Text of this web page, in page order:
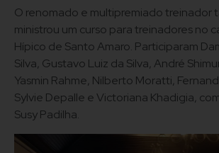
O renomado e multipremiado treinador
ministrou um curso para treinadores no
Hípico de Santo Amaro. Participaram
Silva, Gustavo Luiz da Silva, André
Yasmin Rahme, Nilberto Moratti,
Sylvie Depalle e Victoriana Khadigia,
Susy Padilha.